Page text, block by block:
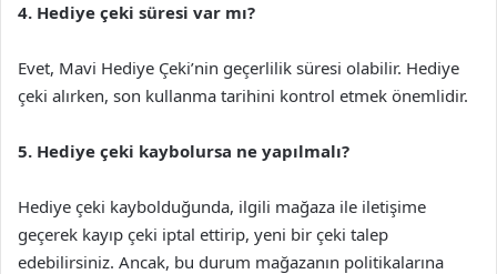
4. Hediye çeki süresi var mı?
Evet, Mavi Hediye Çeki’nin geçerlilik süresi olabilir. Hediye
çeki alırken, son kullanma tarihini kontrol etmek önemlidir.
5. Hediye çeki kaybolursa ne yapılmalı?
Hediye çeki kaybolduğunda, ilgili mağaza ile iletişime
geçerek kayıp çeki iptal ettirip, yeni bir çeki talep
edebilirsiniz. Ancak, bu durum mağazanın politikalarına